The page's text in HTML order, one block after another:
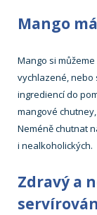
Mango
Mango si
vychlazené, nebo
ingrediencí do
mangové
Neméně chutnat
i nealkoholických.
Zdravý a